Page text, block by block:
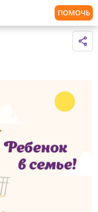
ПОМОЧЬ